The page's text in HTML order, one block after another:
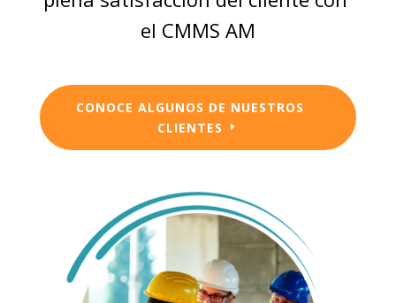
el CMMS AM
CONOCE ALGUNOS DE NUESTROS
CLIENTES